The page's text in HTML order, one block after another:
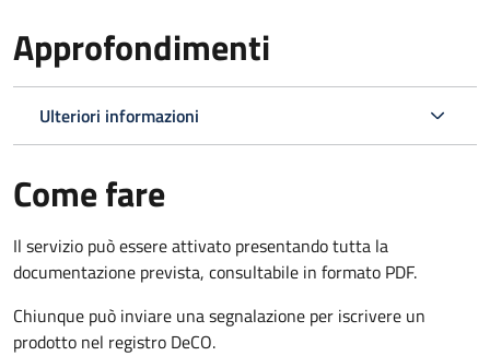
Approfondimenti
Ulteriori informazioni
Come fare
Il servizio può essere attivato presentando tutta la
documentazione prevista, consultabile in formato PDF.
Chiunque può inviare una segnalazione per iscrivere un
prodotto nel registro DeCO.